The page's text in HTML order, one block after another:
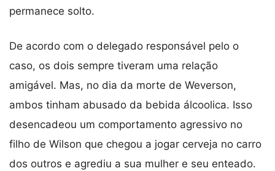
permanece solto.
De acordo com o delegado responsável pelo o
caso, os dois sempre tiveram uma relação
amigável. Mas, no dia da morte de Weverson,
ambos tinham abusado da bebida álcoolica. Isso
desencadeou um comportamento agressivo no
filho de Wilson que chegou a jogar cerveja no carro
dos outros e agrediu a sua mulher e seu enteado.